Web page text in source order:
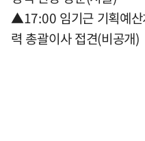
▲17:00 임기근 기획예산
력 총괄이사 접견(비공개)